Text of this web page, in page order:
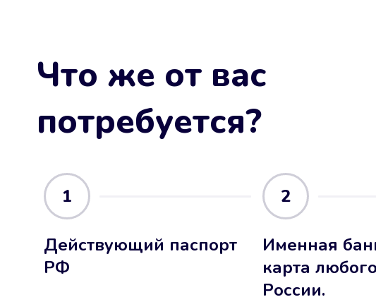
Что же от вас
потребуется?
1
Действующий паспорт
РФ
2
Именная
карта
России.